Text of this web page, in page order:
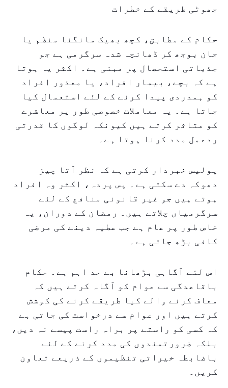
جھوٹی طریقے کے خطرات
حکام کے مطابق، کچھ بھیک مانگنا منظم یا
جان بوجھ کر ڈھانچہ شدہ سرگرمی ہے جو
جذباتی استحصال پر مبنی ہے۔ اکثر یہ ہوتا
ہے کہ بچے، بیمار افراد، یا معذور افراد
کو ہمدردی پیدا کرنے کے لئے استعمال کیا
جاتا ہے۔ یہ معاملات خصوصی طور پر معاشرے
کو متاثر کرتے ہیں کیونکہ لوگوں کا قدرتی
ردعمل مدد کرنا ہوتا ہے۔
پولیس خبردار کرتی ہے کہ نظر آتا چیز
دھوکہ دے سکتی ہے۔ پس پردہ، اکثر وہ افراد
ہوتے ہیں جو غیر قانونی منافع کے لئے
سرگرمیاں چلاتے ہیں۔ رمضان کے دوران، یہ
خاص طور پر عام ہے جب عطیہ دینے کی مرضی
کافی بڑھ جاتی ہے۔
اس لئے آگاہی بڑھانا بے حد اہم ہے۔ حکام
باقاعدگی سے عوام کو آگاہ کرتے ہیں کہ
معاف کرنے والے کیا طریقے کرنے کی کوشش
کرتے ہیں اور عوام سے درخواست کی جاتی ہے
کہ کسی کو راستے پر براہ راست پیسے نہ دیں،
بلکہ ضرورتمندوں کی مدد کرنے کے لئے
باضابطہ خیراتی تنظیموں کے ذریعے تعاون
کریں۔